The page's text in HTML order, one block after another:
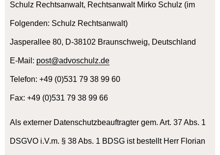
Schulz Rechtsanwalt, Rechtsanwalt Mirko Schulz (im
Folgenden: Schulz Rechtsanwalt)
Jasperallee 80, D-38102 Braunschweig, Deutschland
E-Mail: post@advoschulz.de
Telefon: +49 (0)531 79 38 99 60
Fax: +49 (0)531 79 38 99 66
Als externer Datenschutzbeauftragter gem. Art. 37 Abs. 1
DSGVO i.V.m. § 38 Abs. 1 BDSG ist bestellt Herr Florian